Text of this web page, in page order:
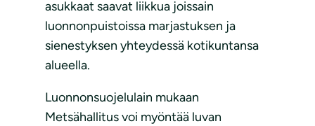
asukkaat saavat liikkua joissain
luonnonpuistoissa marjastuksen ja
sienestyksen yhteydessä kotikuntansa
alueella.
Luonnonsuojelulain mukaan
Metsähallitus voi myöntää luvan